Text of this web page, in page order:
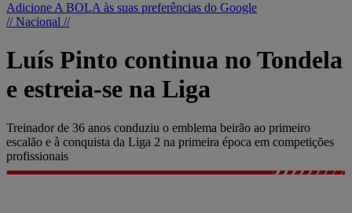
Adicione A BOLA às suas preferências do Google
// Nacional //
Luís Pinto continua no Tondela
e estreia-se na Liga
Treinador de 36 anos conduziu o emblema beirão ao primeiro
escalão e à conquista da Liga 2 na primeira época em competições
profissionais